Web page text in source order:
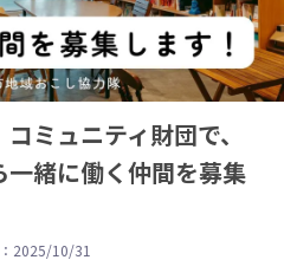
ミュニティ財団で、
緒に働く仲間を募集
2025/10/31